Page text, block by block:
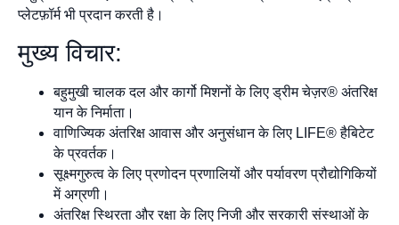
प्लेटफ़ॉर्म भी प्रदान करती है।
मुख्य विचार:
बहुमुखी चालक दल और कार्गो मिशनों के लिए ड्रीम चेज़र® अंतरिक्ष
यान के निर्माता।
वाणिज्यिक अंतरिक्ष आवास और अनुसंधान के लिए LIFE® हैबिटेट
के प्रवर्तक।
सूक्ष्मगुरुत्व के लिए प्रणोदन प्रणालियों और पर्यावरण प्रौद्योगिकियों
में अग्रणी।
अंतरिक्ष स्थिरता और रक्षा के लिए निजी और सरकारी संस्थाओं के